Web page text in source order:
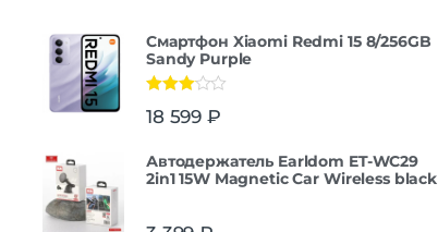
Смартфон Xiaomi Redmi 15 8/256GB
Sandy Purple
3.00из
18 599 ₽
Автодержатель Earldom ET-WC29
2in1 15W Magnetic Car Wireless black